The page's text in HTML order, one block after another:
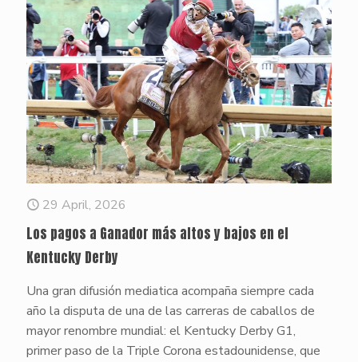
29 April, 2026
Los pagos a Ganador más altos y bajos en el
Kentucky Derby
Una gran difusión mediatica acompaña siempre cada
año la disputa de una de las carreras de caballos de
mayor renombre mundial: el Kentucky Derby G1,
primer paso de la Triple Corona estadounidense, que